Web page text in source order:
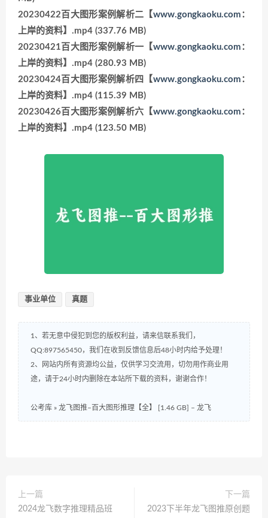
20230422百大图形案例解析二【www.gongkaoku.com ：
上岸的资料】.mp4 (337.76 MB)
20230421百大图形案例解析一【www.gongkaoku.com ：
上岸的资料】.mp4 (280.93 MB)
20230424百大图形案例解析四【www.gongkaoku.com ：
上岸的资料】.mp4 (115.39 MB)
20230426百大图形案例解析六【www.gongkaoku.com ：
上岸的资料】.mp4 (123.50 MB)
事业单位 真题
1、若无意中侵犯到您的版权利益，请来信联系我们，
QQ:897565450，我们在收到反馈信息后48小时内给予处理！
2、网站内所有资源均公益，仅供学习交流用，切勿用作商业用
途，请于24小时内删除在本站所下载的资料，谢谢合作！
公考库 » 龙飞图推–百大图形推理【全】 [1.46 GB] – 龙飞
上一篇
2024龙飞数字推理精品班
下一篇
2023下半年龙飞图推原创题